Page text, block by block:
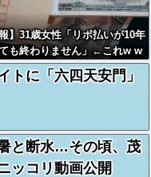
】31歳女性「リボ払いが10年
も終わりません」←これw w
w w
トに「六四天安門」
と断水…その頃、茂
ッコリ動画公開